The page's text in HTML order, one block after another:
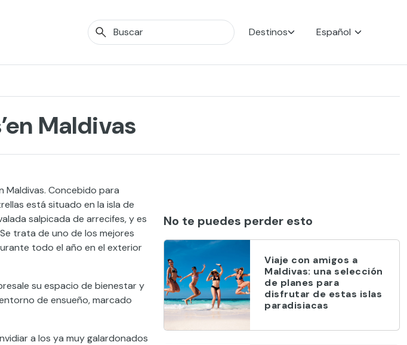
Destinos Español
Maldivas
Maldivas. Concebido para
está situado en la isla de
salpicada de arrecifes, y es
trata de uno de los mejores
todo el año en el exterior
su espacio de bienestar y
de ensueño, marcado
a los ya muy galardonados
No te puedes perder esto
Viaje con amigos a
Maldivas: una selección
de planes para
disfrutar de estas islas
paradisiacas